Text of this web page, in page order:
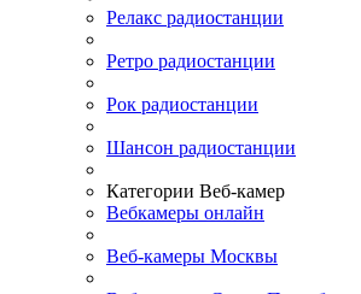
Релакс радиостанции
Ретро радиостанции
Рок радиостанции
Шансон радиостанции
Категории Веб-камер
Вебкамеры онлайн
Веб-камеры Москвы